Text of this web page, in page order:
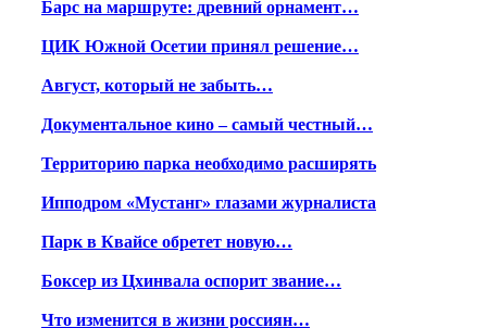
Барс на маршруте: древний орнамент…
ЦИК Южной Осетии принял решение…
Август, который не забыть…
Документальное кино – самый честный…
Территорию парка необходимо расширять
Ипподром «Мустанг» глазами журналиста
Парк в Квайсе обретет новую…
Боксер из Цхинвала оспорит звание…
Что изменится в жизни россиян…